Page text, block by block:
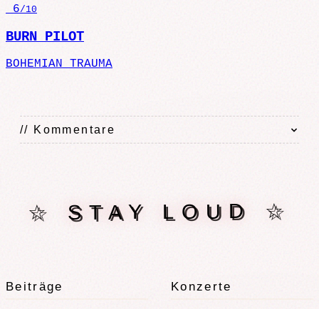
6/10
BURN PILOT
BOHEMIAN TRAUMA
// Kommentare
☆ STAY LOUD ☆
Beiträge Konzerte